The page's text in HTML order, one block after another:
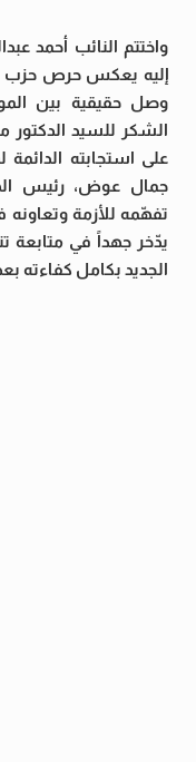
واختتم النائب أحمد
إليه يعكس حرص حزب
وصل حقيقية بين
الشكر للسيد
على استجابته
جمال عوض، رئيس
تفهّمه للأزمة
يدّخر جهداً في متابعة
الجديد بكامل كفاءته